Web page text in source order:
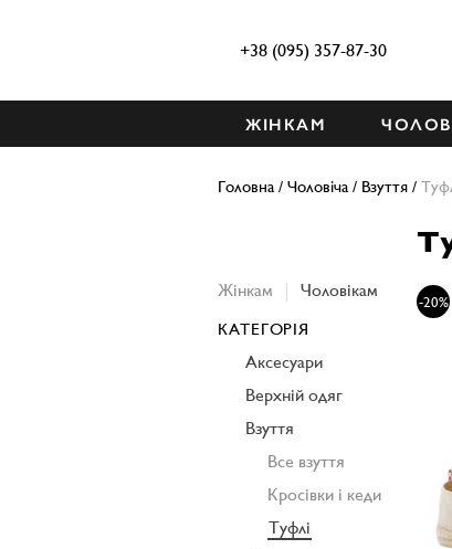
+38 (095) 357-87-30
ЖІНКАМ
Головна / Чоловіча / Взуття /
-20%
Жінкам Чоловікам
КАТЕГОРІЯ
Аксесуари
Верхній одяг
Взуття
Все взуття
Кросівки і кеди
Туфлі